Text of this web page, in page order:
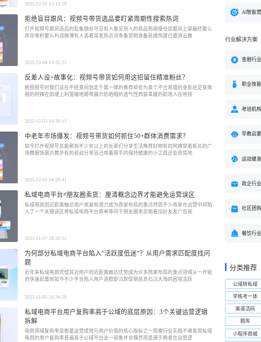
2025-12-31 15:12:18
拒绝盲目跟风：视频号带货选品要盯紧周期性搜索热词
打开视频号跟风选品的乱象随处可见有人看见别人的商品热销便仓促跟风上架最终要么
库存堆积要么利润微薄有人追着突发热点词条备货刚准备就绪热度已烟消云散
2025-12-04 14:35:12
反差人设+故事化：视频号带货如何用这招留住精准粉丝？
刷视频号时我们总在不经意间划走千篇一律的推荐却会为某个不合常理的身影驻足穿旗
袍的阿姨在田埂上利落锄地顺带展示防晒帽的透气性西装革履的职场人在地铁
2025-12-03 14:39:11
中老年市场爆发：视频号带货如何抓住50+群体消费需求？
如今打开视频号总能刷到不少岁以上的长辈们分享生活推荐好物有的阿姨穿着新买的广
场舞服饰展示舞步有的叔叔分享自己用着顺手的保持健康的小工具还会热情地
2025-12-03 14:28:41
私域电商平台≠朋友圈卖货：厘清概念边界才能避免运营误区
私域电商因近距离触达用户高复购潜力成为商家布局的重点然而不少商家在运营中却陷
入了一个关键误区将私域电商平台简单等同于朋友圈卖货抱着加好友发广告就
2025-11-07 18:39:52
为何部分私域电商平台陷入“活跃度低迷”？从用户需求匹配度找问
题
近年来私域电商凭借其对用户的近距离触达优势成为众多商家布局的重点领域从一开始
的快速起量到如今不少平台陷入用户进群即沉默促销信息石沉大海的困境活跃
2025-11-05 16:34:59
私域电商平台用户复购率高于公域的底层原因：3个关键运营逻辑
拆解
电商领域复购率是衡量运营成效与用户价值的核心指标之一观察行业实践不难发现私域
电商的用户复购率普遍高于公域平台这一现象并非偶然而是源于两者在运营逻
AI智能
行业解决方案
金融行业
职业技
考培机构
早教启蒙
运动健身
政企行业
社区团购
餐饮行业
分类推荐
公域转私域
学练考一体
渠道活码
题库
小程序商城